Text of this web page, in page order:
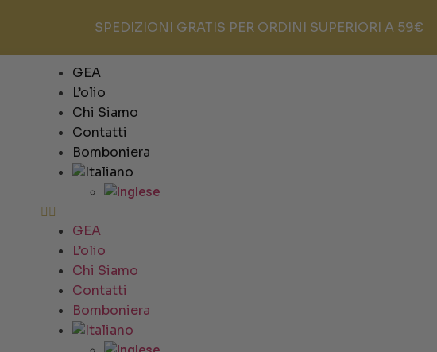
SPEDIZIONI GRATIS PER ORDINI SUPERIORI A 59€
GEA
L’olio
Chi Siamo
Contatti
Bomboniera
GEA
L’olio
Chi Siamo
Contatti
Bomboniera